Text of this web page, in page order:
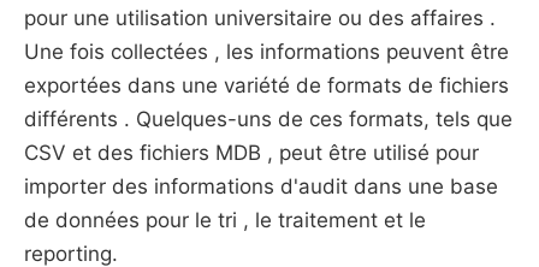
pour une utilisation universitaire ou des affaires .
Une fois collectées , les informations peuvent être
exportées dans une variété de formats de fichiers
différents . Quelques-uns de ces formats, tels que
CSV et des fichiers MDB , peut être utilisé pour
importer des informations d'audit dans une base
de données pour le tri , le traitement et le
reporting.